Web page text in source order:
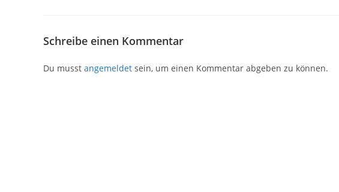
Schreibe einen Kommentar
Du musst angemeldet sein, um einen Kommentar abgeben zu können.